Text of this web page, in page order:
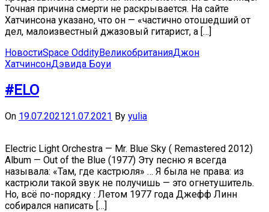
Точная причина смерти не раскрывается. На сайте
Хатчинсона указано, что он — «частично отошедший от
дел, малоизвестный джазовый гитарист, а […]
НовостиSpace OddityВеликобританияДжон
ХатчинсонДэвида Боуи
#ELO
On 19.07.202121.07.2021 By yulia
Electric Light Orchestra — Mr. Blue Sky ( Remastered 2012)
Album — Out of the Blue (1977) Эту песню я всегда
называла: «Там, где кастрюля» … Я была не права: из
кастрюли такой звук не получишь — это огнетушитель.
Но, всё по-порядку : Летом 1977 года Джефф Линн
собирался написать […]